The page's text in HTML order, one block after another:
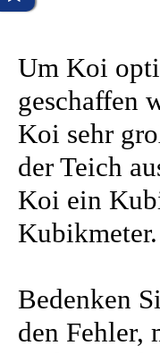
Um Koi
geschaffen
Koi sehr
der Teich
Koi ein
Kubikmeter.
Bedenken
den Fehler,